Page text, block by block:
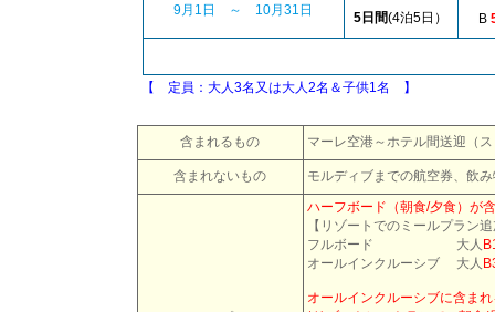
9月1日 ～ 10月31日
5日間(4泊5日） B
【 定員：大人3名又は大人2名＆子供1名 】
含まれるもの マーレ空港～ホテル間送迎（
含まれないもの モルディブまでの航空券、 飲
ハーフボード（朝食/夕食）が
【リゾートでのミールプラン
フルボード 大人
オールインクルーシブ 大人
オールインクルーシブに含ま